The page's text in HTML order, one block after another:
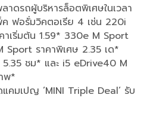
ดรถผู้บริหารล็อตพิเศษในเวลา
ฟอรั่มวิคตอเรีย 4 เช่น 220i
เริ่มต้น 1.59* 330e M Sport
Sport ราคาพิเศษ 2.35 เด*
ชม* และ i5 eDrive40 M
พ*
คมเปญ ’MINI Triple Deal’ รับ